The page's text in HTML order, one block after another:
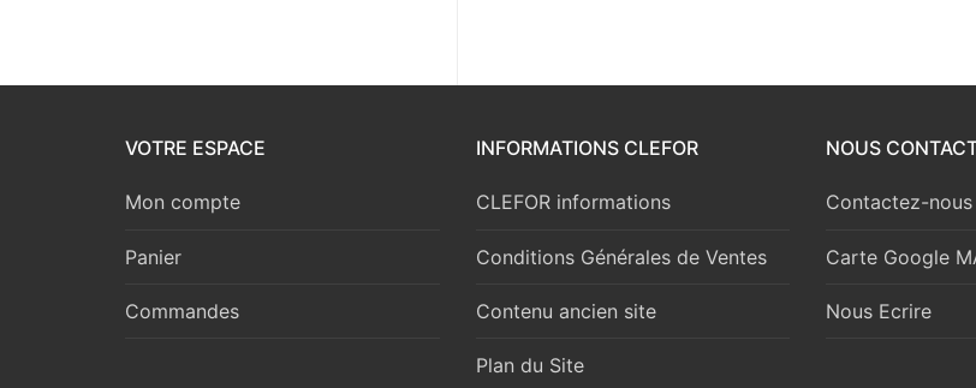
VOTRE ESPACE
Mon compte
Panier
Commandes
INFORMATIONS CLEFOR
CLEFOR informations
Conditions Générales de Ventes
Contenu ancien site
Plan du Site
NOUS
Contactez-nous
Carte Google
Nous Ecrire